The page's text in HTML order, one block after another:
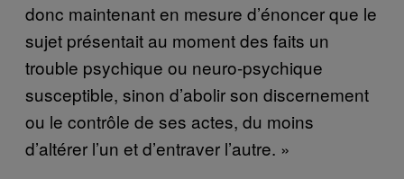
donc maintenant en mesure d’énoncer que le
sujet présentait au moment des faits un
trouble psychique ou neuro-psychique
susceptible, sinon d’abolir son discernement
ou le contrôle de ses actes, du moins
d’altérer l’un et d’entraver l’autre. »